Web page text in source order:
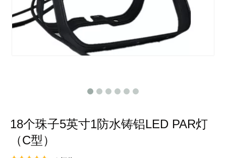
18个珠子5英寸1防水铸铝LED PAR灯
（C型）